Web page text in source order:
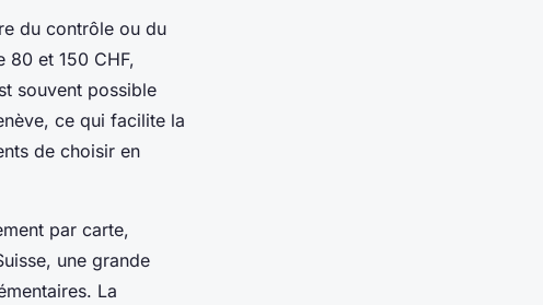
du contrôle ou du
80 et 150 CHF,
souvent possible
ce qui facilite la
de choisir en
par carte,
une grande
La